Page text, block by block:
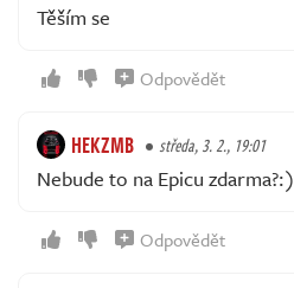
Těším se
Odpovědět
HEKZMB středa, 3. 2., 19:01
Nebude to na Epicu zdarma?:)
Odpovědět